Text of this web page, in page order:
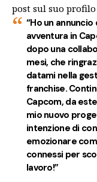
post sul suo profilo
“Ho un
avventura in
dopo una
mesi, che
datami nella
franchise.
Capcom, da
mio nuovo
intenzione di
emozionare
connessi per
lavoro!”